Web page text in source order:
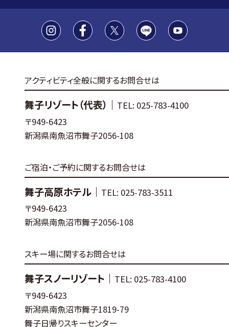
アクティビティ全般に関するお問合せは
舞子リゾート（代表）｜ TEL: 025-783-4100
〒949-6423
新潟県南魚沼市舞子2056-108
ご宿泊・ご予約に関するお問合せは
舞子高原ホテル｜ TEL: 025-783-3511
〒949-6423
新潟県南魚沼市舞子2056-108
スキー場に関するお問合せは
舞子スノーリゾート｜ TEL: 025-783-4100
〒949-6423
新潟県南魚沼市舞子1819-79
舞子日帰りスキーセンター